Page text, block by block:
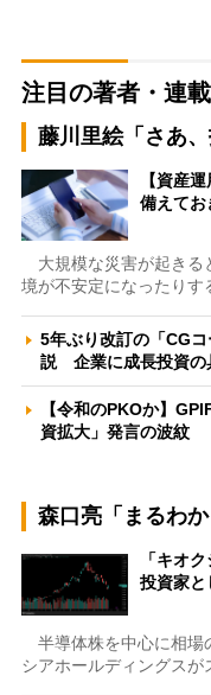
注目の著者・連載
藤川里絵「さあ、
【資産
備えて
大規模な災害が起きる
境が不安定になったりす
5年ぶり改訂の「CG
説 企業に成長投資の
【令和のPKOか】
資拡大」発言の波紋
森口亮「まるわか
「キオ
投資家
半導体株を中心に相場
シアホールディングスが